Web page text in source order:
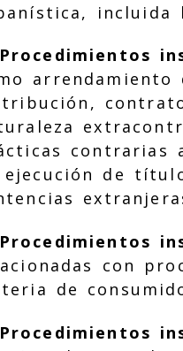
incluida
Procedimientos
contrarias
ejecución de
Procedimientos
con
de
Procedimientos